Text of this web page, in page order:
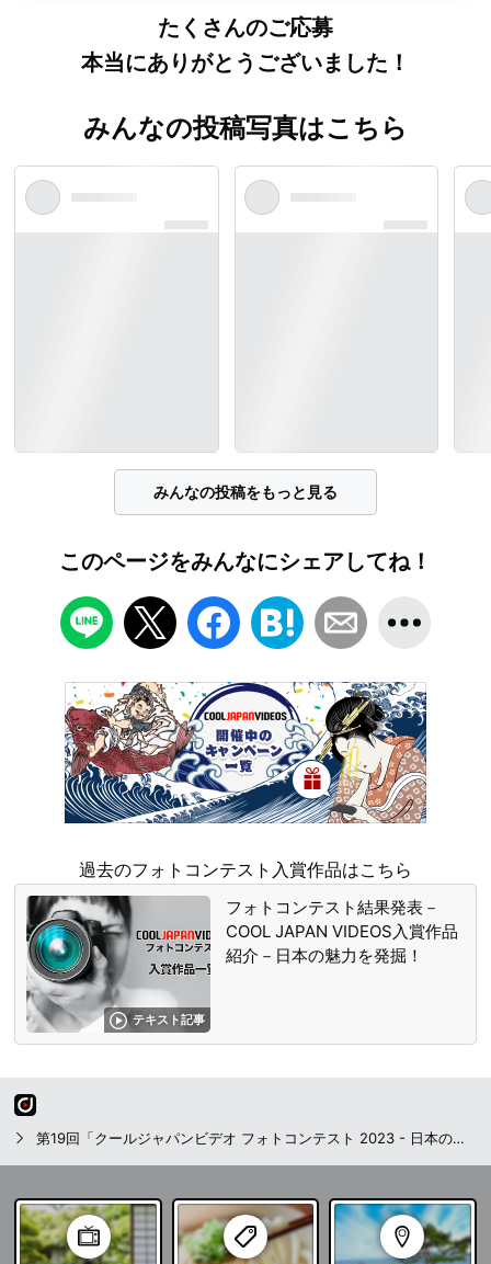
たくさんのご応募
本当にありがとうございました！
みんなの投稿写真はこちら
みんなの投稿をもっと見る
このページをみんなにシェアしてね！
過去のフォトコンテスト入賞作品はこちら
テキスト記事
フォトコンテスト結果発表－
COOL JAPAN VIDEOS入賞作品
紹介－日本の魅力を発掘！
第19回「クールジャパンビデオ フォトコンテスト 2023 - 日本の秋 -」結果発表